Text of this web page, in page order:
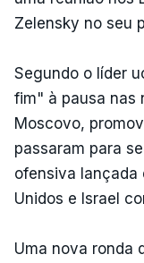
Zelensky no seu
Segundo o líder
fim" à pausa nas
Moscovo,
passaram para
ofensiva lançada
Unidos e Israel
Uma nova ronda